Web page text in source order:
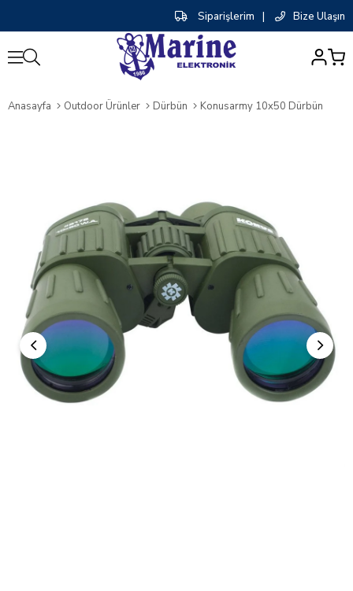
Siparişlerim | Bize Ulaşın
Anasayfa Outdoor Ürünler Dürbün Konusarmy 10x50 Dürbün